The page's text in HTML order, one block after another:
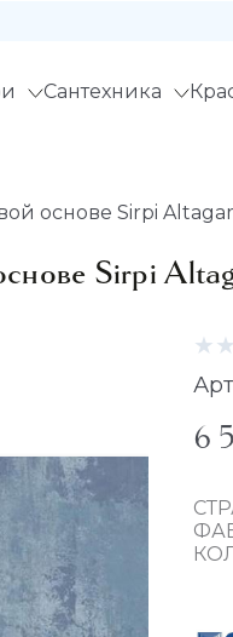
Сантехника
основе Sirpi
Sirpi
6